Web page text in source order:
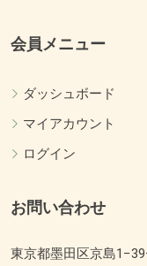
会員メニュー
ダッシュボード
マイアカウント
ログイン
お問い合わせ
東京都墨田区京島